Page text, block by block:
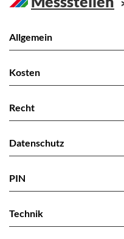
Allgemein
Kosten
Recht
Datenschutz
PIN
Technik